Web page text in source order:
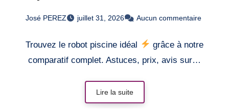
José PEREZ juillet 31, 2026 Aucun commentaire
Trouvez le robot piscine idéal
grâce à notre
comparatif complet. Astuces, prix, avis sur…
Lire la suite